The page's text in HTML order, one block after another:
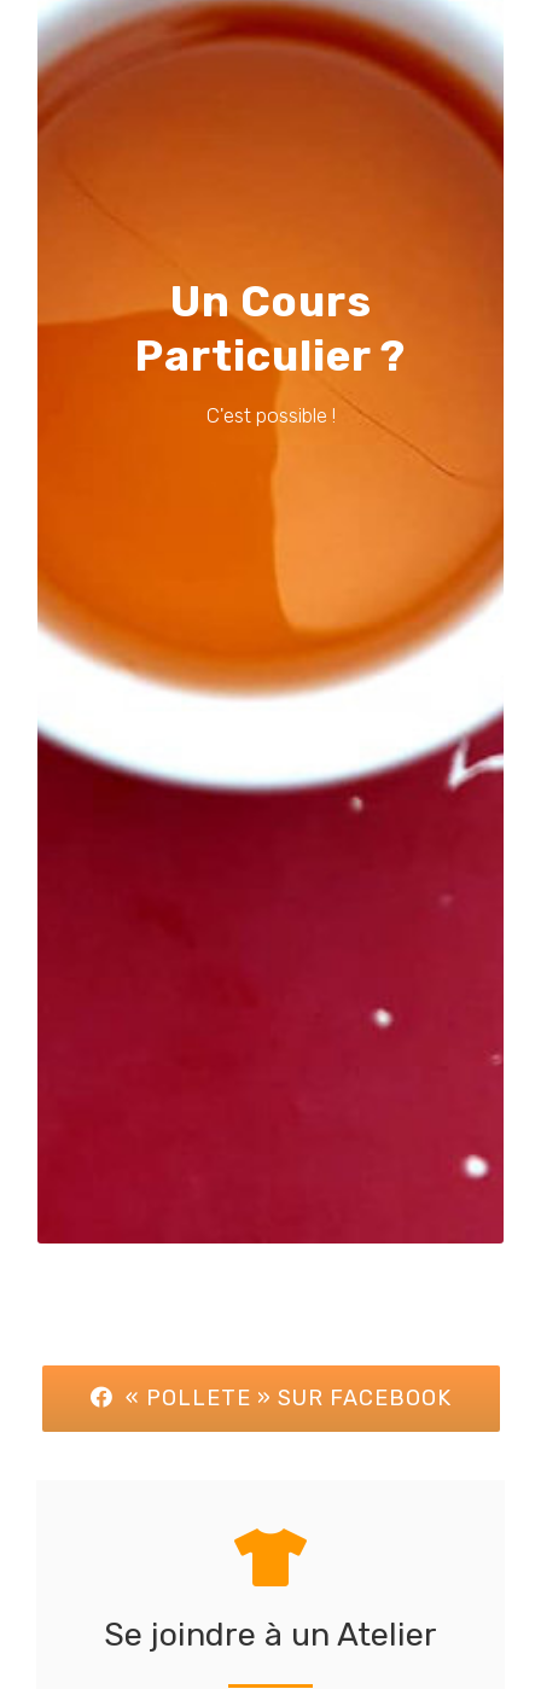
Un Cours
Particulier ?
C'est possible !
Vous souhaitez prendre des cours particulier?
C’est possible !
infos et conditions
« POLLETE » SUR FACEBOOK
Se joindre à un Atelier